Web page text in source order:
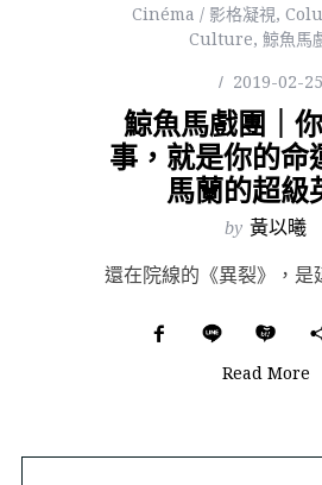
Cinéma / 影格凝視,
Culture,鯨魚馬
2019-02-25
鯨魚馬戲團｜
事，就是你的命
馬蘭的超級
by 黃以曦
Read More